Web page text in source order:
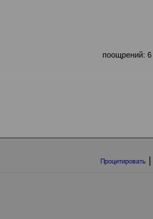
поощрений: 6
Процитировать